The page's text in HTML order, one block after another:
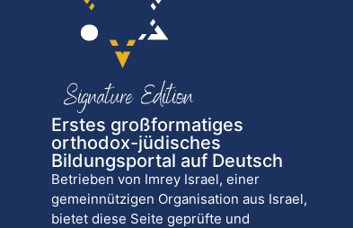
Erstes großformatiges
orthodox-jüdisches
Bildungsportal auf Deutsch
Betrieben von Imrey Israel, einer
gemeinnützigen Organisation aus Israel,
bietet diese Seite geprüfte und